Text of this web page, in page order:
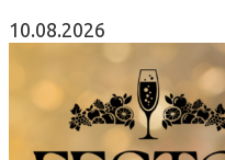
10.08.2026